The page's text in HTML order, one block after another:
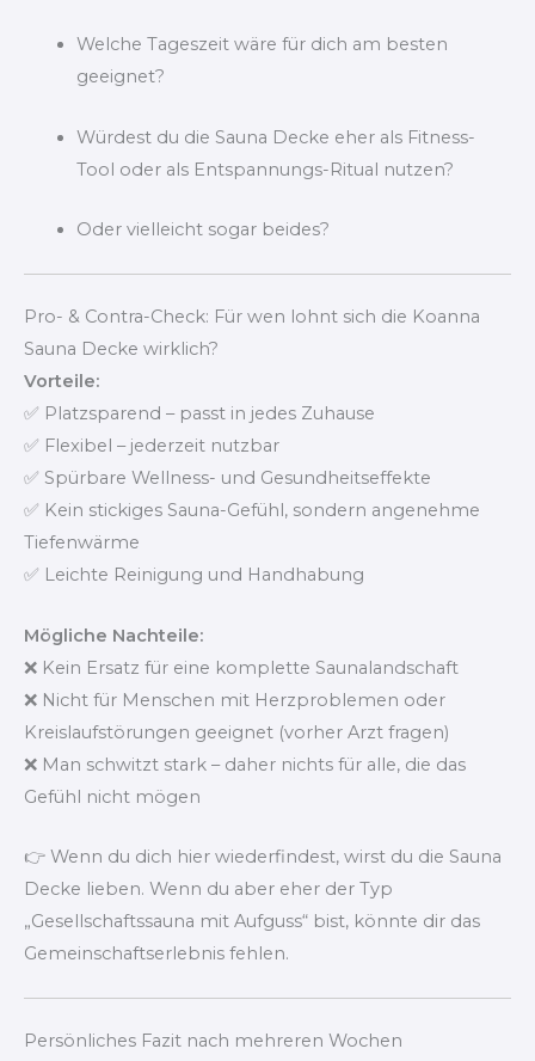
Welche Tageszeit wäre für dich am besten
geeignet?
Würdest du die Sauna Decke eher als Fitness-
Tool oder als Entspannungs-Ritual nutzen?
Oder vielleicht sogar beides?
Pro- & Contra-Check: Für wen lohnt sich die Koanna
Sauna Decke wirklich?
Vorteile:
✅ Platzsparend – passt in jedes Zuhause
✅ Flexibel – jederzeit nutzbar
✅ Spürbare Wellness- und Gesundheitseffekte
✅ Kein stickiges Sauna-Gefühl, sondern angenehme
Tiefenwärme
✅ Leichte Reinigung und Handhabung
Mögliche Nachteile:
❌ Kein Ersatz für eine komplette Saunalandschaft
❌ Nicht für Menschen mit Herzproblemen oder
Kreislaufstörungen geeignet (vorher Arzt fragen)
❌ Man schwitzt stark – daher nichts für alle, die das
Gefühl nicht mögen
👉 Wenn du dich hier wiederfindest, wirst du die Sauna
Decke lieben. Wenn du aber eher der Typ
„Gesellschaftssauna mit Aufguss“ bist, könnte dir das
Gemeinschaftserlebnis fehlen.
Persönliches Fazit nach mehreren Wochen